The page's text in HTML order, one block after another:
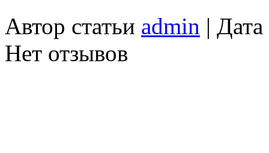
Автор статьи admin |
Нет отзывов